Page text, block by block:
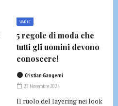
VARIE
5 regole di moda che
tutti gli uomini devono
conoscere!
Cristian Gangemi
25 Novembre 2024
Il ruolo del layering nei look